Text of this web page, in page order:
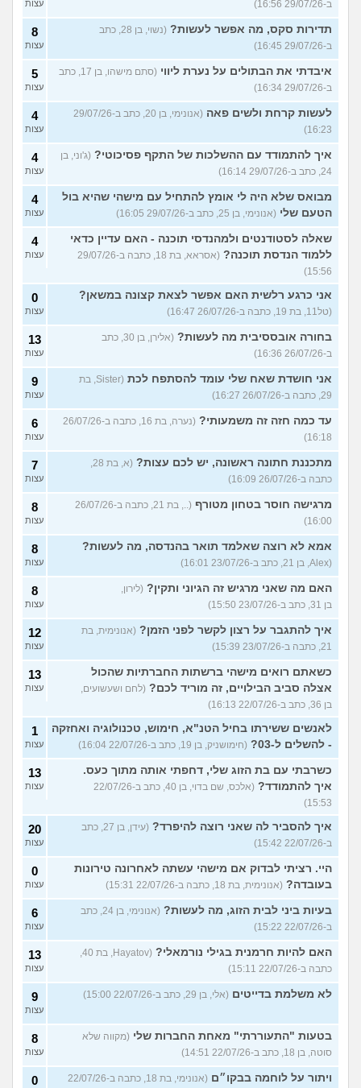
ב-29/07/26 16:56) עצות
תדירות סקס, מה אפשר לעשות?
(נשוי, בן 28, כתב
ב-29/07/26 16:45)
8
עצות
איבדתי את הבתולים על נערת ליווי
(סתם מישהו, בן 17, כתב
ב-29/07/26 16:34)
5
עצות
לעשות קרחת ולשים פאה
(אנונימי, בן 20, כתב ב-29/07/26
16:23)
4
עצות
איך להתמודד עם ההשלכות של התקף פסיכוטי? (ג'וני, בן
24, כתב ב-29/07/26 16:14)
4
עצות
מבואס שלא היה לי אומץ להתחיל עם מישהי שהיא בול
הטעם שלי (אנונימי, בן 25, כתב ב-29/07/26 16:05)
4
עצות
שאלה לסטודנטים ולמהנדסי תוכנה - האם עדיין כדאי
ללמוד הנדסת תוכנה?
(אסראא, בת 18, כתבה ב-29/07/26
15:56)
4
עצות
אני כרגע רלשית האם אפשר לצאת קצונה במשאן?
(טל11, בת 19, כתבה ב-26/07/26 16:47)
0
עצות
בחורה אובססיבית מה לעשות?
(אלירן, בן 30, כתב
ב-26/07/26 16:36)
13
עצות
אני חושדת שאח שלי עומד להסתפח לכת
(Sister, בת
29, כתבה ב-26/07/26 16:27)
9
עצות
עד כמה חזה זה משמעותי?
(נערה, בת 16, כתבה ב-26/07/26
16:18)
6
עצות
מתכננת חתונה ראשונה, יש לכם עצות?
(א, בת 28,
כתבה ב-26/07/26 16:09)
7
עצות
מרגישה חוסר בטחון מטורף
(.., בת 21, כתבה ב-26/07/26
16:00)
8
עצות
אמא לא רוצה שאלמד תואר בהנדסה, מה לעשות?
(Alex, בן 21, כתב ב-23/07/26 16:01)
8
עצות
האם מה שאני מרגיש זה הגיוני ותקין? (לירון,
בן 31, כתב ב-23/07/26 15:50)
8
עצות
איך להתגבר על רצון לקשר לפני הזמן? (אנונימית, בת
21, כתבה ב-23/07/26 15:39)
12
עצות
כשאתם רואים מישהי ברשתות החברתיות שהכול
אצלה סביב הבילויים, זה מוריד לכם? (לחם ושעשועים,
בן 36, כתב ב-22/07/26 16:13)
13
עצות
לאנשים ששירתו בחיל הטנ"א, חימוש, טכנולוגיה ואחזקה
- להשלים ל-03?
(חימושניק, בן 19, כתב ב-22/07/26 16:04)
1
עצות
כשרבתי עם בת הזוג שלי, דחפתי אותה מתוך כעס.
איך להתמודד?
(אלכס, שם בדוי, בן 40, כתב ב-22/07/26
15:53)
13
עצות
איך להסביר לה שאני רוצה להיפרד?
(עידן, בן 27, כתב
ב-22/07/26 15:42)
20
עצות
היי. רציתי לבדוק אם מישהי עשתה לאחרונה טירונות
בעובדה? (אנונימית, בת 18, כתבה ב-22/07/26 15:31)
0
עצות
בעיות ביני לבית הזוג, מה לעשות?
(אנונימי, בן 24, כתב
ב-22/07/26 15:22)
6
עצות
האם להיות חרמנית בגילי נורמאלי?
(Hayatov, בת 40,
כתבה ב-22/07/26 15:11)
13
עצות
לא משלמת בדייטים (אלי, בן 29, כתב ב-22/07/26 15:00) 9
עצות
בטעות "התעוררתי" מאחת החברות שלי (מקווה שלא
סוטה, בן 18, כתב ב-22/07/26 14:51)
8
עצות
ויתור על לוחמה בבקו״ם
(אנונימי, בת 18, כתבה ב-22/07/26
0